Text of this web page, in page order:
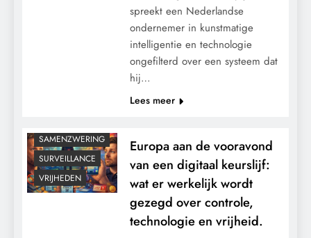
spreekt een Nederlandse
ondernemer in kunstmatige
intelligentie en technologie
ongefilterd over een systeem dat
hij…
Lees meer
SAMENZWERING
SURVEILLANCE
VRIJHEDEN
Europa aan de vooravond
van een digitaal keurslijf:
wat er werkelijk wordt
gezegd over controle,
technologie en vrijheid.